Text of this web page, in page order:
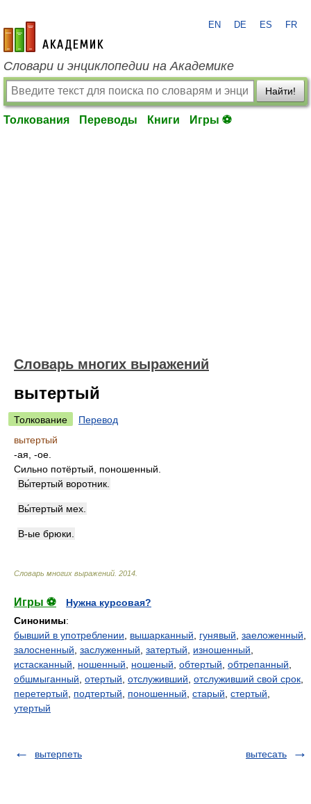
academic.ru
EN DE ES FR
Словари и энциклопедии на Академике
Найти!
Толкования Переводы Книги Игры ⚽
Словарь многих выражений
вытертый
Толкование
Перевод
вытертый
-ая, -ое.
Сильно потёртый, поношенный.
Вы́тертый воротник.
Вы́тертый мех.
В-ые брюки.
Словарь многих выражений 2014
Игры ⚽
Нужна курсовая?
Синонимы:
бывший в употреблении
вышарканный гунявый заеложенный
залосненный заслуженный затертый изношенный
истасканный
ношенный ношеный обтертый обтрепанный
обшмыганный отертый отслуживший отслуживший свой срок
перетертый
подтертый поношенный старый стертый
утертый
вытерпеть вытесать